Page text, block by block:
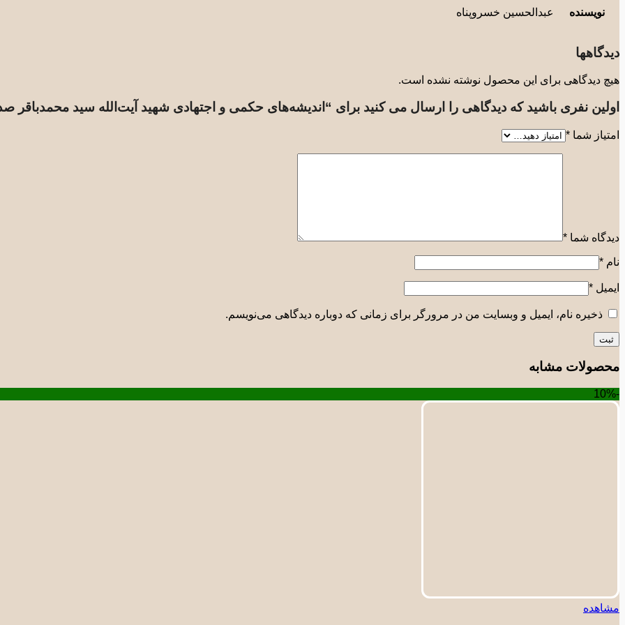
نویسنده عبدالحسین خسروپناه
دیدگاهها
هیچ دیدگاهی برای این محصول نوشته نشده است.
اولین نفری باشید که دیدگاهی را ارسال می کنید برای “اندیشه‌های حکمی و اجتهادی شهید آیت‌الله سید محمدباقر
امتیاز شما *
دیدگاه شما *
نام *
ایمیل *
ذخیره نام، ایمیل و وبسایت من در مرورگر برای زمانی که دوباره دیدگاهی می‌نویسم.
محصولات مشابه
-10%
مشاهده